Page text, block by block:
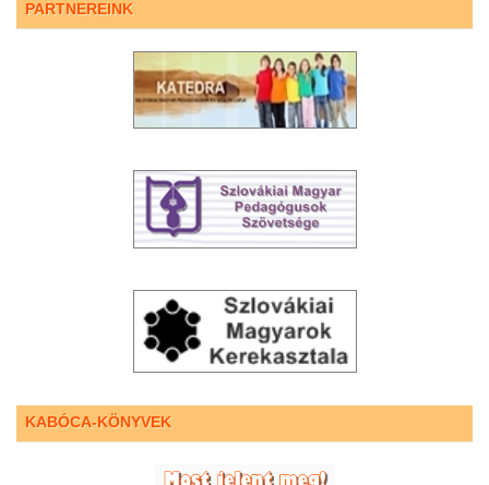
PARTNEREINK
KABÓCA-KÖNYVEK